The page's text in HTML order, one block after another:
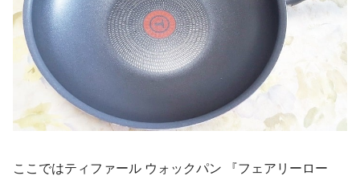
ここではティファール ウォックパン 『フェアリーロー